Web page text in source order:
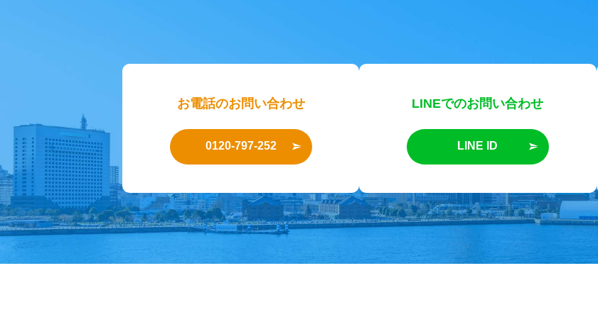
お電話のお問い合わせ
0120-797-252
LINEでのお問い合わせ
LINE ID